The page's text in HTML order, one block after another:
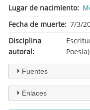
Lugar de nacimiento
Fecha de muerte 7/3/
Disciplina
autoral
Poesía)
Fuentes
Enlaces